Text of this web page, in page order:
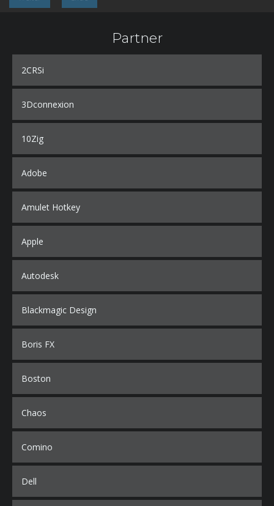
Partner
2CRSi
3Dconnexion
10Zig
Adobe
Amulet Hotkey
Apple
Autodesk
Blackmagic Design
Boris FX
Boston
Chaos
Comino
Dell